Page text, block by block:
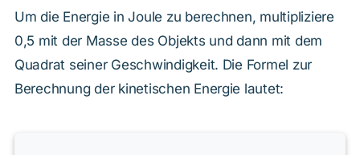
Um die Energie in Joule zu berechnen, multipliziere
0,5 mit der Masse des Objekts und dann mit dem
Quadrat seiner Geschwindigkeit. Die Formel zur
Berechnung der kinetischen Energie lautet: